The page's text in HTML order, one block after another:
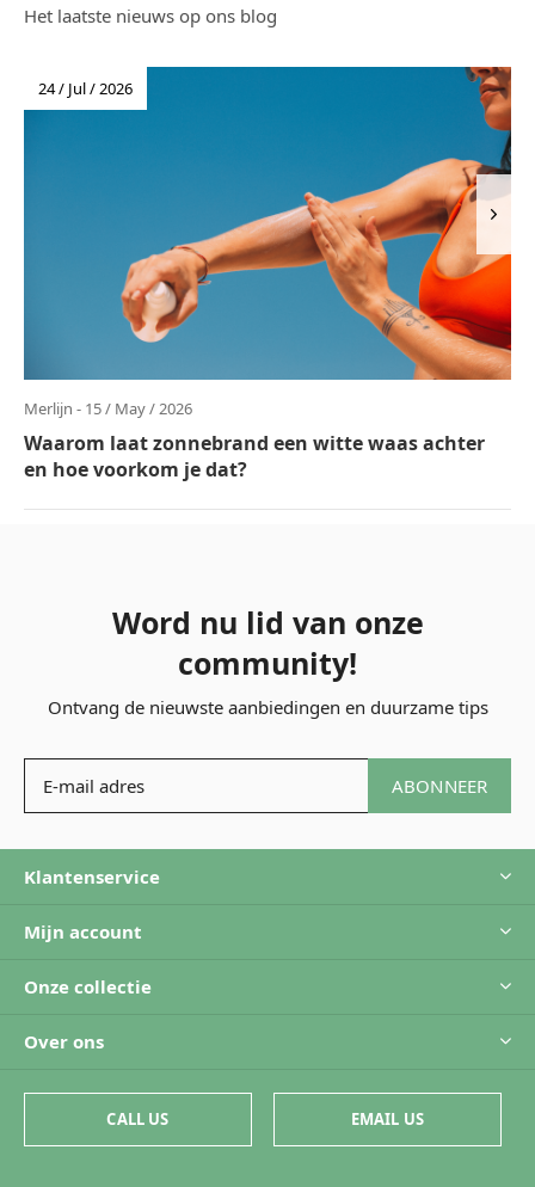
Het laatste nieuws op ons blog
24 / Jul / 2026
Merlijn - 15 / May / 2026
Waarom laat zonnebrand een witte waas achter
en hoe voorkom je dat?
Word nu lid van onze
community!
Ontvang de nieuwste aanbiedingen en duurzame tips
ABONNEER
Klantenservice
Mijn account
Onze collectie
Over ons
CALL US EMAIL US